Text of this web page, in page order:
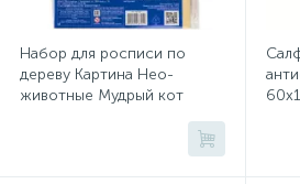
Набор для росписи по
дереву Картина Нео-
животные Мудрый кот
Стулья и табуреты
Тележки